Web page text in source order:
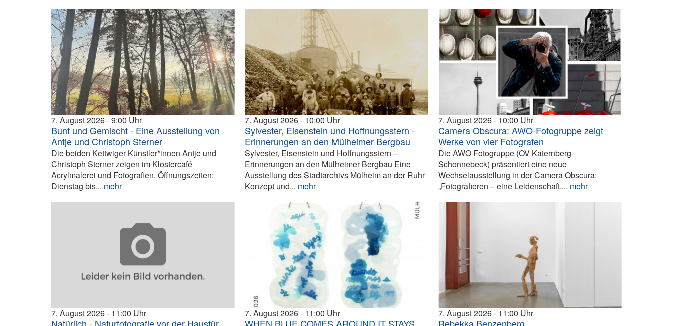
7. August 2026 9:00
Bunt und Gemischt - Eine Ausstellung von
Antje und Christoph Sterner
Die beiden Kettwiger Künstler*innen Antje und
Christoph Sterner zeigen im Klostercafé
Acrylmalerei und Fotografien. Öffnungszeiten:
Dienstag bis... mehr
7. August 2026 10:00
Sylvester, Eisenstein und Hoffnungsstern -
Erinnerungen an den Mülheimer Bergbau
Sylvester, Eisenstein und Hoffnungsstern –
Erinnerungen an den Mülheimer Bergbau Eine
Ausstellung des Stadtarchivs Mülheim an der Ruhr
Konzept und... mehr
7. August 2026 10:00
Camera Obscura: AWO-Fotogruppe zeigt
Werke von vier Fotografen
Die AWO Fotogruppe (OV Katernberg-
Schonnebeck) präsentiert eine neue
Wechselausstellung in der Camera Obscura:
„Fotografieren – eine Leidenschaft.... mehr
7. August 2026 11:00 7. August 2026 11:00 7. August 2026 11:00